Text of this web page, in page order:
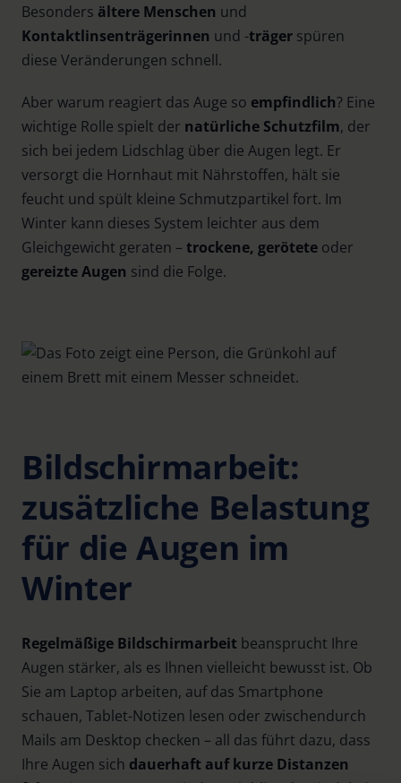
Besonders ältere Menschen und
Kontaktlinsenträgerinnen und -träger spüren
diese Veränderungen schnell.
Aber warum reagiert das Auge so empfindlich? Eine
wichtige Rolle spielt der natürliche Schutzfilm, der
sich bei jedem Lidschlag über die Augen legt. Er
versorgt die Hornhaut mit Nährstoffen, hält sie
feucht und spült kleine Schmutzpartikel fort. Im
Winter kann dieses System leichter aus dem
Gleichgewicht geraten – trockene, gerötete oder
gereizte Augen sind die Folge.
Bildschirmarbeit:
zusätzliche Belastung
für die Augen im
Winter
Regelmäßige Bildschirmarbeit beansprucht Ihre
Augen stärker, als es Ihnen vielleicht bewusst ist. Ob
Sie am Laptop arbeiten, auf das Smartphone
schauen, Tablet-Notizen lesen oder zwischendurch
Mails am Desktop checken – all das führt dazu, dass
Ihre Augen sich dauerhaft auf kurze Distanzen